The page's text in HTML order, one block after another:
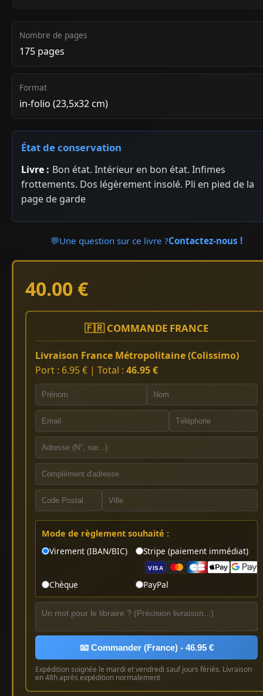
Nombre de pages
175 pages
Format
in-folio (23,5x32 cm)
État de conservation
Livre : Bon état. Intérieur en bon état. Infimes
frottements. Dos légèrement insolé. Pli en pied de la
page de garde
💬Une question sur ce livre ?Contactez-nous !
40.00 €
🇫🇷 COMMANDE FRANCE
Livraison France Métropolitaine (Colissimo)
Port : 6.95 € | Total : 46.95 €
Mode de règlement souhaité :
Virement (IBAN/BIC)
Stripe (paiement immédiat)
VISA
Chèque PayPal
📧 Commander (France) - 46.95 €
Expédition soignée le mardi et vendredi sauf jours fériés. Livraison
en 48h après expédition normalement